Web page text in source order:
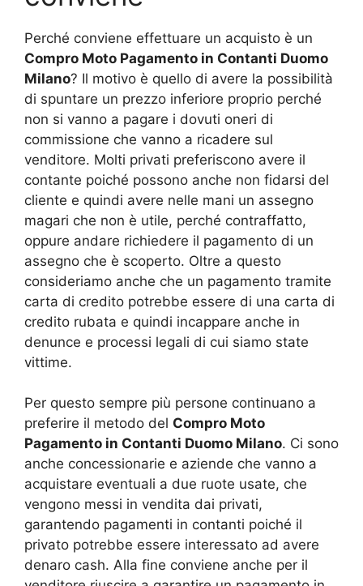
Perché conviene effettuare un acquisto è un
Compro Moto Pagamento in Contanti Duomo
Milano? Il motivo è quello di avere la possibilità
di spuntare un prezzo inferiore proprio perché
non si vanno a pagare i dovuti oneri di
commissione che vanno a ricadere sul
venditore. Molti privati preferiscono avere il
contante poiché possono anche non fidarsi del
cliente e quindi avere nelle mani un assegno
magari che non è utile, perché contraffatto,
oppure andare richiedere il pagamento di un
assegno che è scoperto. Oltre a questo
consideriamo anche che un pagamento tramite
carta di credito potrebbe essere di una carta di
credito rubata e quindi incappare anche in
denunce e processi legali di cui siamo state
vittime.
Per questo sempre più persone continuano a
preferire il metodo del Compro Moto
Pagamento in Contanti Duomo Milano. Ci sono
anche concessionarie e aziende che vanno a
acquistare eventuali a due ruote usate, che
vengono messi in vendita dai privati,
garantendo pagamenti in contanti poiché il
privato potrebbe essere interessato ad avere
denaro cash. Alla fine conviene anche per il